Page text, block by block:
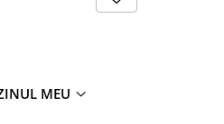
MEU